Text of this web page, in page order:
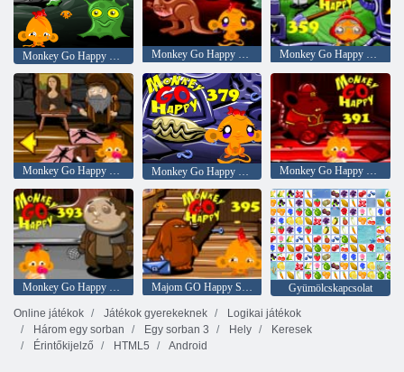
Monkey Go Happy Stage 355 Monkey Go Happy Stage 359
Monkey Go Happy Stage 371 Monkey Go Happy Stage 379 Monkey Go Happy Stage 391
Monkey Go Happy Stage 393 Majom GO Happy Stage 395
Gyümölcskapcsolat
Online játékok
Játékok gyerekeknek
Logikai játékok
Három egy sorban
Egy sorban 3 Hely
Keresek
Érintőkijelző
HTML5 Android